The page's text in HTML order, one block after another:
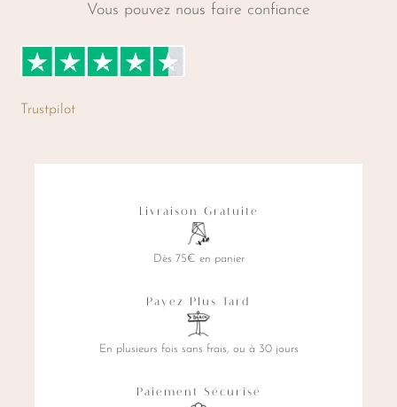
plusieurs
variations.
Vous pouvez nous faire confiance
Trustpilot
Livraison Gratuite
Dès 75€ en panier
Payez Plus Tard
En plusieurs fois sans frais, ou à 30 jours
Paiement Sécurisé